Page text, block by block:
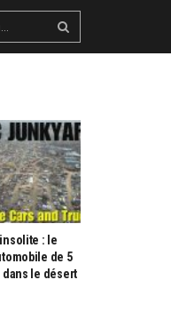
: le
de 5
dans le désert